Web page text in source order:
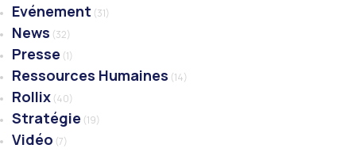
Evénement (31)
News (32)
Presse (1)
Ressources Humaines (14)
Rollix (40)
Stratégie (19)
Vidéo (7)